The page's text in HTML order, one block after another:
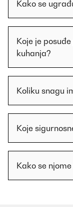
Kako se
Koje je
kuhanja?
Koliku snagu
Koje
Kako se